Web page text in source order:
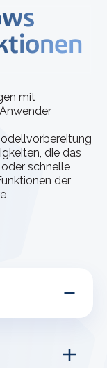
mit
die das
schnelle
der